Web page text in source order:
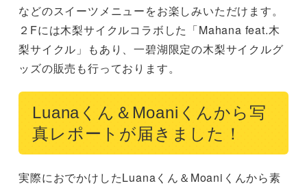
などのスイーツメニューをお楽しみいただけます。
２Fには木梨サイクルコラボした「Mahana feat.木
梨サイクル」もあり、一碧湖限定の木梨サイクルグ
ッズの販売も行っております。
Luanaくん＆Moaniくんから写
真レポートが届きました！
実際におでかけしたLuanaくん＆Moaniくんから素